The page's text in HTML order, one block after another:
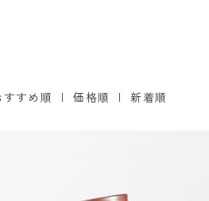
すすめ順 |価格順 |新着順